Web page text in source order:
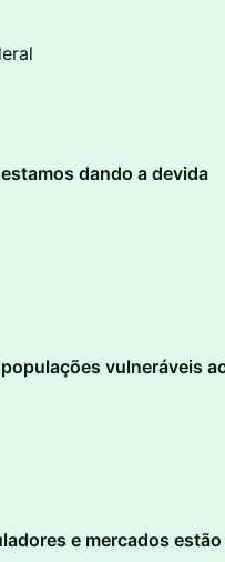
dando a devida
vulneráveis
e mercados estão